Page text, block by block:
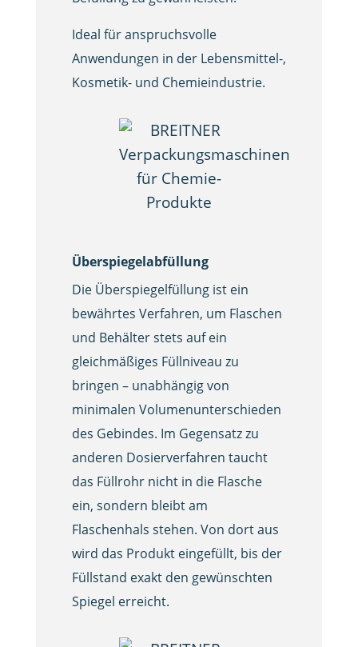
Ideal für anspruchsvolle
Anwendungen in der Lebensmittel-,
Kosmetik- und Chemieindustrie.
Überspiegelabfüllung
Die Überspiegelfüllung ist ein
bewährtes Verfahren, um Flaschen
und Behälter stets auf ein
gleichmäßiges Füllniveau zu
bringen – unabhängig von
minimalen Volumenunterschieden
des Gebindes. Im Gegensatz zu
anderen Dosierverfahren taucht
das Füllrohr nicht in die Flasche
ein, sondern bleibt am
Flaschenhals stehen. Von dort aus
wird das Produkt eingefüllt, bis der
Füllstand exakt den gewünschten
Spiegel erreicht.